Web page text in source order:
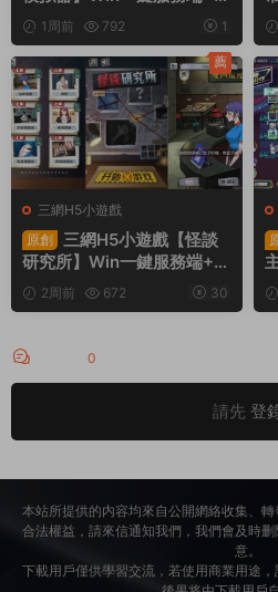
nux手工服務端+視頻架設教
程
1周前 792 1
程
三網H5小遊戲
原創
三網H5小遊戲【怪談
研究所】Win一鍵服務端+Li
nux手工服務端+視頻架設教
程
2周前 672 30
薦
0
請先 登
本站所提供的内容均來自公開網絡收集、
合法權益，請來信通知我們，我們會及時
意。
下載用戶僅供學習交流，若使用商業用途